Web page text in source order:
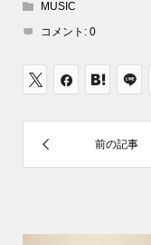
MUSIC
コメント: 0